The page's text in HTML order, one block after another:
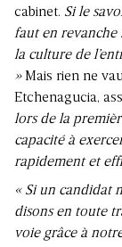
cabinet. Si le
faut en revanche
la culture de
»Mais rien ne
Etchenagucia,
lors de la
capacité à
rapidement et
« Si un candidat
disons en toute
voie grâce à